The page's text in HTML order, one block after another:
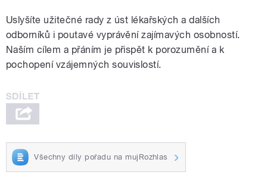
Uslyšíte užitečné rady z úst lékařských a dalších
odborníků i poutavé vyprávění zajímavých osobností.
Naším cílem a přáním je přispět k porozumění a k
pochopení vzájemných souvislostí.
Všechny díly pořadu na mujRozhlas